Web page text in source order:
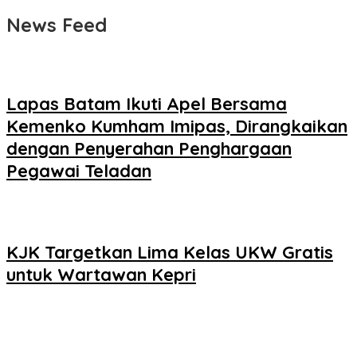
News Feed
Lapas Batam Ikuti Apel Bersama
Kemenko Kumham Imipas, Dirangkaikan
dengan Penyerahan Penghargaan
Pegawai Teladan
KJK Targetkan Lima Kelas UKW Gratis
untuk Wartawan Kepri